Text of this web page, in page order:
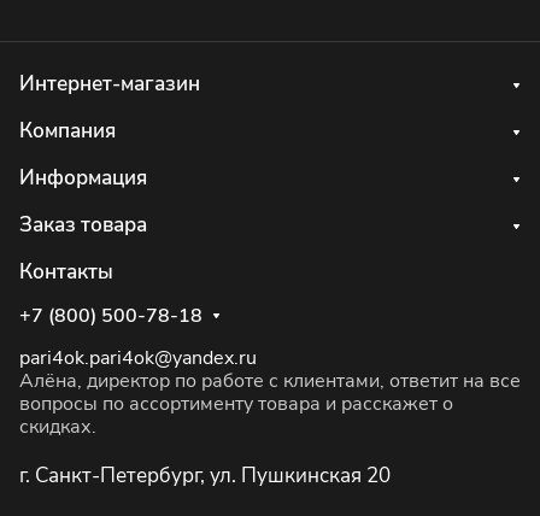
Интернет-магазин
Компания
Информация
Заказ товара
Контакты
+7 (800) 500-78-18
pari4ok.pari4ok@yandex.ru
Алёна, директор по работе с клиентами, ответит на все
вопросы по ассортименту товара и расскажет о
скидках.
г. Санкт-Петербург, ул. Пушкинская 20